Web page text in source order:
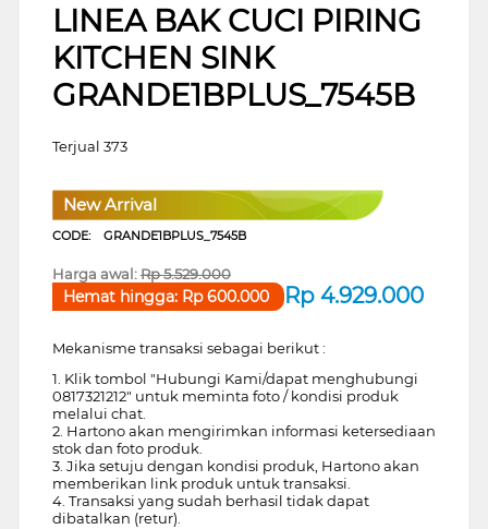
LINEA BAK CUCI PIRING
KITCHEN SINK
GRANDE1BPLUS_7545B
Terjual 373
New Arrival
CODE: GRANDE1BPLUS_7545B
Harga awal:Rp5.529.000
Rp 4.929.000
Hemat hingga: Rp600.000
Mekanisme transaksi sebagai berikut :
1. Klik tombol "Hubungi Kami/dapat menghubungi
0817321212" untuk meminta foto / kondisi produk
melalui chat.
2. Hartono akan mengirimkan informasi ketersediaan
stok dan foto produk.
3. Jika setuju dengan kondisi produk, Hartono akan
memberikan link produk untuk transaksi.
4. Transaksi yang sudah berhasil tidak dapat
dibatalkan (retur).